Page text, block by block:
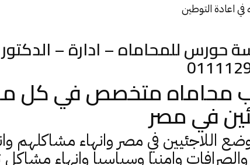
اعادة التوطين
للمحاماه – ادارة – الدكتور
محاماه متخصص في كل ما
في مصر
اللاجئيين في مصر وانهاء مشاكلهم
والصرافات وامنيا وسياسيا وانهاء